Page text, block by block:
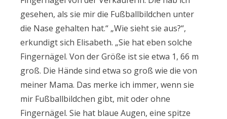
gesehen, als sie mir die Fußballbildchen unter
die Nase gehalten hat.“ „Wie sieht sie aus?“,
erkundigt sich Elisabeth. „Sie hat eben solche
Fingernägel. Von der Größe ist sie etwa 1, 66 m
groß. Die Hände sind etwa so groß wie die von
meiner Mama. Das merke ich immer, wenn sie
mir Fußballbildchen gibt, mit oder ohne
Fingernägel. Sie hat blaue Augen, eine spitze